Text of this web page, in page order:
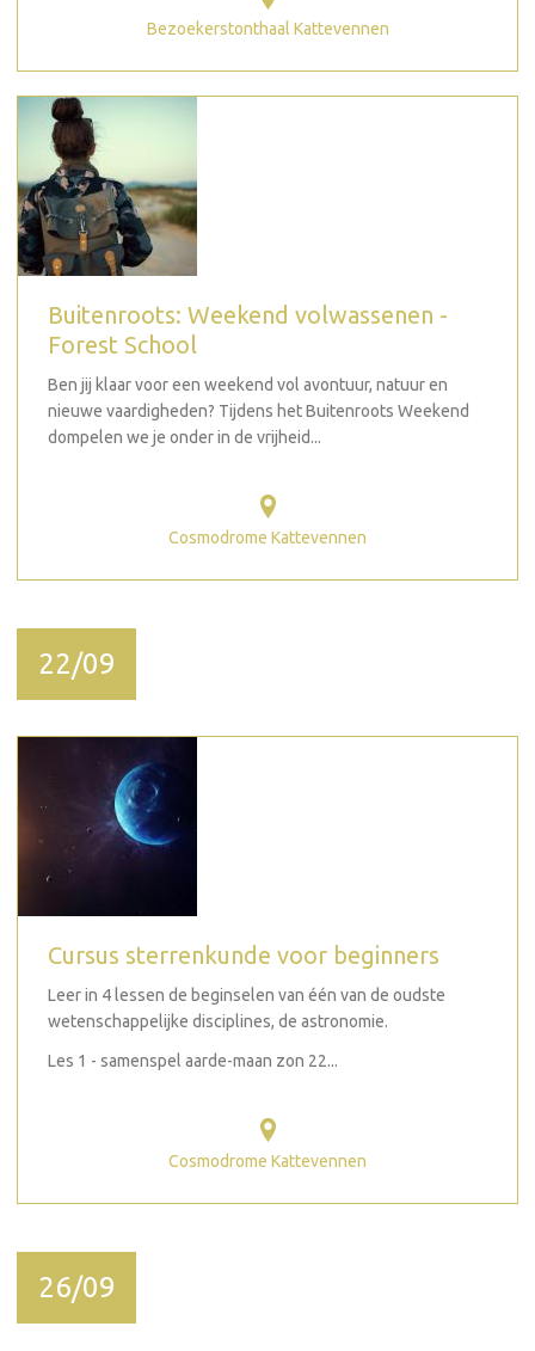
Bezoekerstonthaal Kattevennen
Buitenroots: Weekend volwassenen -
Forest School
Ben jij klaar voor een weekend vol avontuur, natuur en
nieuwe vaardigheden? Tijdens het Buitenroots Weekend
dompelen we je onder in de vrijheid...
Cosmodrome Kattevennen
22/09
Cursus sterrenkunde voor beginners
Leer in 4 lessen de beginselen van één van de oudste
wetenschappelijke disciplines, de astronomie.
Les 1 - samenspel aarde-maan zon 22...
Cosmodrome Kattevennen
26/09